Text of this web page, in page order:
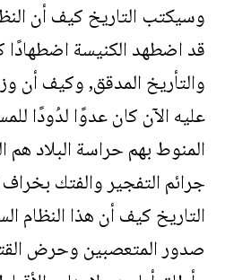
وسيكتب التاريخ كيف أن
قد اضطهد الكنيسة اضطهادًا
والتأريخ المدقق, وكيف أن
عليه الآن كان عدوًا لدُودًا
المنوط بهم حراسة البلاد
جرائم التفجير والفتك
التاريخ كيف أن هذا النظام
صدور المتعصبين وحرض